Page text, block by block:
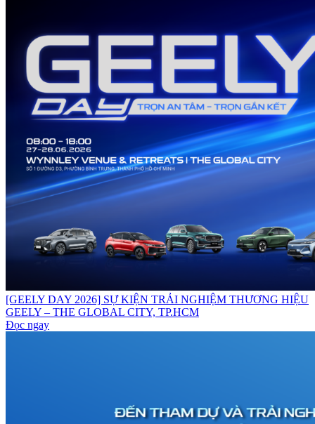
[GEELY DAY 2026] SỰ KIỆN TRẢI NGHIỆM THƯƠNG HIỆU
GEELY – THE GLOBAL CITY, TP.HCM
Đọc ngay